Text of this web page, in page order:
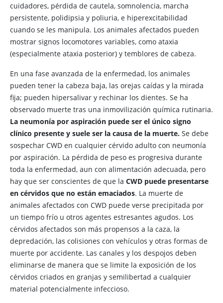
cuidadores, pérdida de cautela, somnolencia, marcha
persistente, polidipsia y poliuria, e hiperexcitabilidad
cuando se les manipula. Los animales afectados pueden
mostrar signos locomotores variables, como ataxia
(especialmente ataxia posterior) y temblores de cabeza.
En una fase avanzada de la enfermedad, los animales
pueden tener la cabeza baja, las orejas caídas y la mirada
fija; pueden hipersalivar y rechinar los dientes. Se ha
observado muerte tras una inmovilización química rutinaria.
La neumonía por aspiración puede ser el único signo
clínico presente y suele ser la causa de la muerte. Se debe
sospechar CWD en cualquier cérvido adulto con neumonía
por aspiración. La pérdida de peso es progresiva durante
toda la enfermedad, aun con alimentación adecuada, pero
hay que ser conscientes de que la CWD puede presentarse
en cérvidos que no están emaciados. La muerte de
animales afectados con CWD puede verse precipitada por
un tiempo frío u otros agentes estresantes agudos. Los
cérvidos afectados son más propensos a la caza, la
depredación, las colisiones con vehículos y otras formas de
muerte por accidente. Las canales y los despojos deben
eliminarse de manera que se limite la exposición de los
cérvidos criados en granjas y semilibertad a cualquier
material potencialmente infeccioso.